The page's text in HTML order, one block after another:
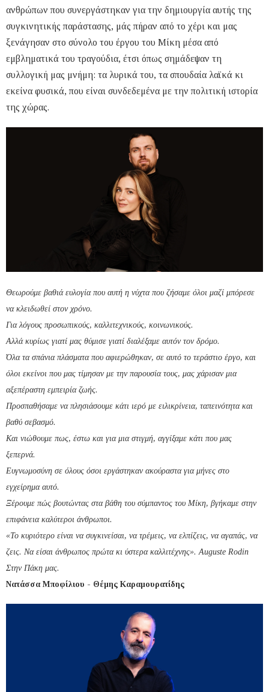
ανθρώπων που συνεργάστηκαν για την δημιουργία αυτής της
συγκινητικής παράστασης, μάς πήραν από το χέρι και μας
ξενάγησαν στο σύνολο του έργου του Μίκη μέσα από
εμβληματικά του τραγούδια, έτσι όπως σημάδεψαν τη
συλλογική μας μνήμη: τα λυρικά του, τα σπουδαία λαϊκά κι
εκείνα φυσικά, που είναι συνδεδεμένα με την πολιτική ιστορία
της χώρας.
Θεωρούμε βαθιά ευλογία που αυτή η νύχτα που ζήσαμε όλοι μαζί μπόρεσε
να κλειδωθεί στον χρόνο.
Για λόγους προσωπικούς, καλλιτεχνικούς, κοινωνικούς.
Αλλά κυρίως γιατί μας θύμισε γιατί διαλέξαμε αυτόν τον δρόμο.
Όλα τα σπάνια πλάσματα που αφιερώθηκαν, σε αυτό το τεράστιο έργο, και
όλοι εκείνοι που μας τίμησαν με την παρουσία τους, μας χάρισαν μια
αξεπέραστη εμπειρία ζωής.
Προσπαθήσαμε να πλησιάσουμε κάτι ιερό με ειλικρίνεια, ταπεινότητα και
βαθύ σεβασμό.
Και νιώθουμε πως, έστω και για μια στιγμή, αγγίξαμε κάτι που μας
ξεπερνά.
Ευγνωμοσύνη σε όλους όσοι εργάστηκαν ακούραστα για μήνες στο
εγχείρημα αυτό.
Ξέρουμε πώς βουτώντας στα βάθη του σύμπαντος του Μίκη, βγήκαμε στην
επιφάνεια καλύτεροι άνθρωποι.
«Το κυριότερο είναι να συγκινείσαι, να τρέμεις, να ελπίζεις, να αγαπάς, να
ζεις. Να είσαι άνθρωπος πρώτα κι ύστερα καλλιτέχνης». Auguste Rodin
Στην Πάκη μας.
Νατάσσα Μποφίλιου - Θέμης Καραμουρατίδης